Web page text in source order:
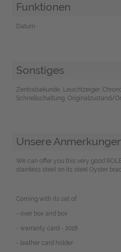
Funktionen
Datum
Sonstiges
Zentralsekunde, Leuchtzeiger,
Schnellschaltung, Originalzustand/
Unsere
We can offer you this very good
stainless steel on its steel Oyster
Coming with its set of:
- over box and box
- warranty card - 2018
- leather card holder